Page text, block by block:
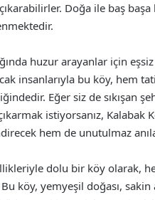
Doğa ile baş
huzur arayanlar için eşsiz
insanlarıyla bu köy, hem
Eğer siz de sıkışan
istiyorsanız, Kalabak
hem de unutulmaz
dolu bir köy olarak,
köy, yemyeşil doğası, sakin